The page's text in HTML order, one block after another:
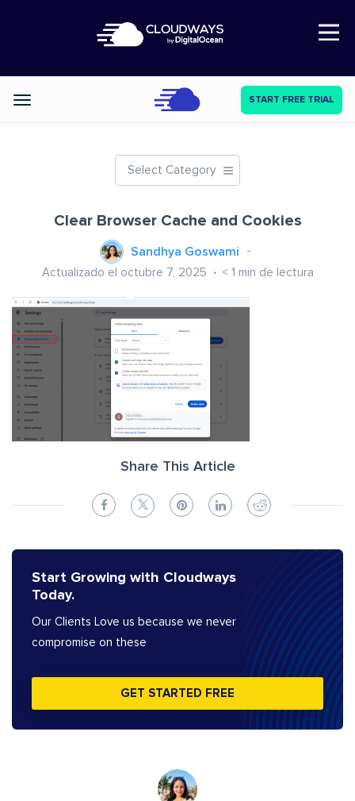
Open Nav
Categories START FREE TRIAL
Select Category
Clear Browser Cache and Cookies
Sandhya Goswami
Actualizado el octubre 7, 2025 < 1 min de lectura
Share This Article
Start Growing with Cloudways
Today.
Our Clients Love us because we never
compromise on these
GET STARTED FREE